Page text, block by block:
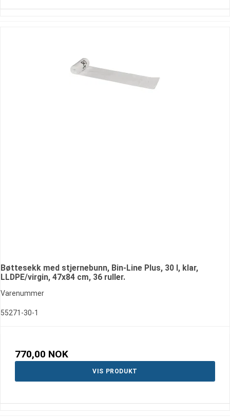
Bøttesekk med stjernebunn, Bin-Line Plus, 30 l, klar,
LLDPE/virgin, 47x84 cm, 36 ruller.
Varenummer
55271-30-1
770,00 NOK
VIS PRODUKT